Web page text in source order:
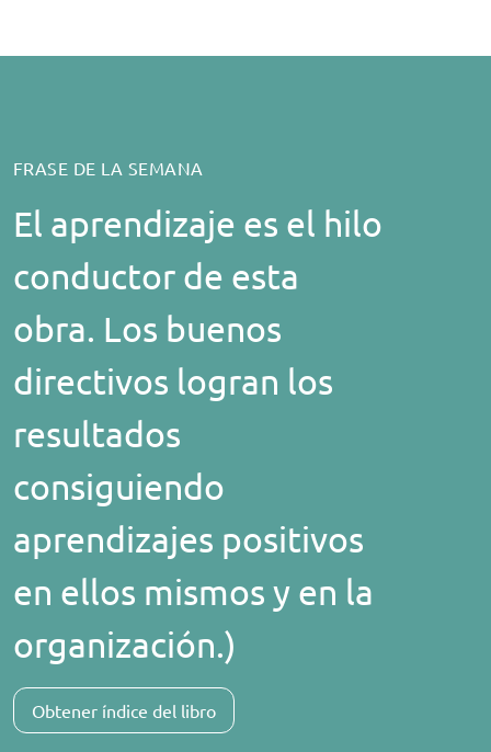
FRASE DE LA SEMANA
El aprendizaje es el hilo
conductor de esta
obra. Los buenos
directivos logran los
resultados
consiguiendo
aprendizajes positivos
en ellos mismos y en la
organización.)
Obtener índice del libro